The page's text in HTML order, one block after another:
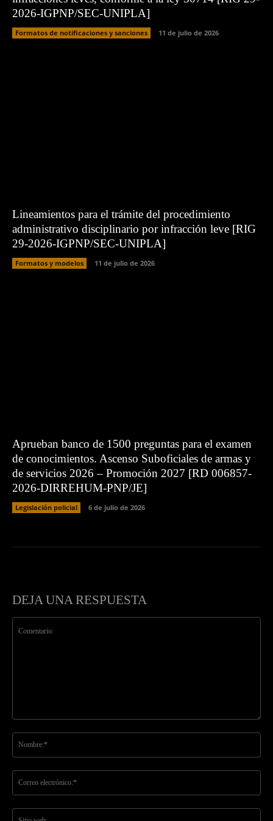
2026-IGPNP/SEC-UNIPLA]
Formatos de notificaciones y sanciones 11 de julio de 2026
Lineamientos para el trámite del procedimiento
administrativo disciplinario por infracción leve [RIG
29-2026-IGPNP/SEC-UNIPLA]
Formatos y modelos 11 de julio de 2026
Aprueban banco de 1500 preguntas para el examen
de conocimientos. Ascenso Suboficiales de armas y
de servicios 2026 – Promoción 2027 [RD 006857-
2026-DIRREHUM-PNP/JE]
Legislación policial 6 de julio de 2026
DEJA UNA RESPUESTA